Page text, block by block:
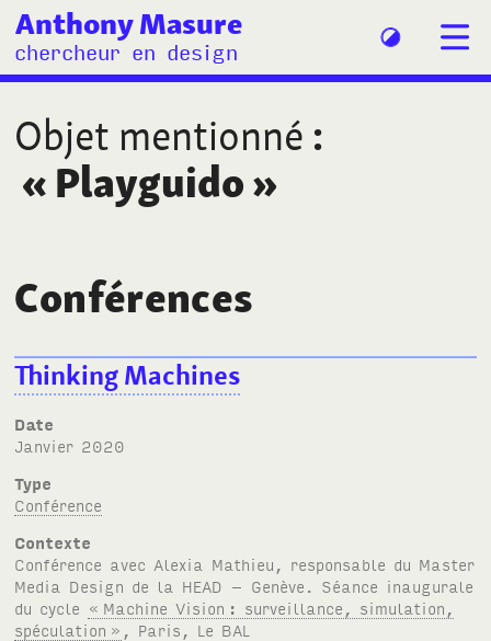
Anthony Masure
chercheur en design
Objet mentionné :
« Playguido»
Conférences
Thinking Machines
Date
janvier 2020
Type
Conférence
Contexte
Conférence avec Alexia Mathieu, responsable du Master
Media Design de la HEAD – Genève. Séance inaugurale
du cycle « Machine Vision : surveillance, simulation,
spéculation » , Paris, Le BAL